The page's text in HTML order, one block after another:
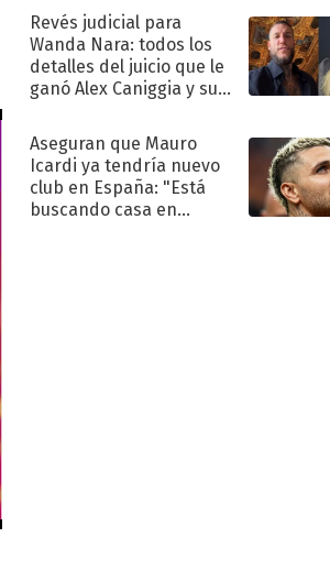
"Traidora"
Revés judicial para
Wanda Nara: todos los
detalles del juicio que le
ganó Alex Caniggia y sus
Aseguran que Mauro
Icardi ya tendría nuevo
club en España: "Está
buscando casa en